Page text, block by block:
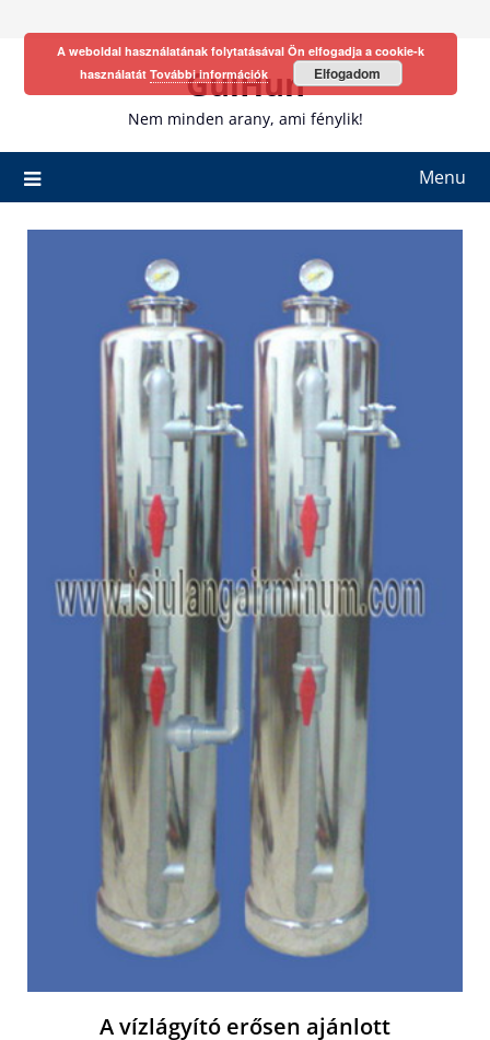
GulHun
Nem minden arany, ami fénylik!
Menu
A vízlágyító erősen ajánlott
A weboldal használatának folytatásával Ön elfogadja a cookie-k
használatát További információk Elfogadom